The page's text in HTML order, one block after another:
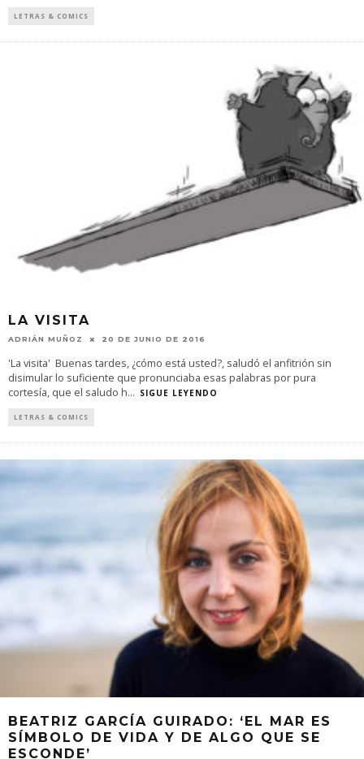
LETRAS & COMICS
LA VISITA
ADRIÁN MUÑOZ 20 DE JUNIO DE 2016
'La visita' Buenas tardes, ¿cómo está usted?, saludó el anfitrión sin
disimular lo suficiente que pronunciaba esas palabras por pura
cortesía, que el saludo h... SIGUE LEYENDO
LETRAS & COMICS
BEATRIZ GARCÍA GUIRADO: ‘EL MAR ES
SÍMBOLO DE VIDA Y DE ALGO QUE SE
ESCONDE’